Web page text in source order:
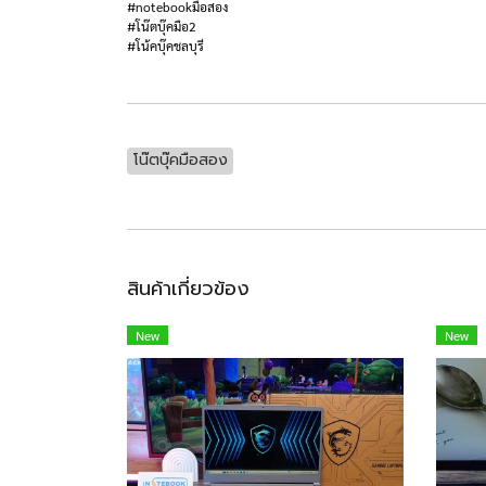
#notebookมือสอง
#โน๊ตบุ๊คมือ2
#โน้คบุ๊คชลบุรี
โน๊ตบุ๊คมือสอง
สินค้าเกี่ยวข้อง
New New